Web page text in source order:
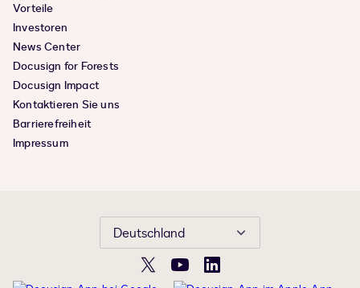
Vorteile
Investoren
News Center
Docusign for Forests
Docusign Impact
Kontaktieren Sie uns
Barrierefreiheit
Impressum
Deutschland
X YouTubeLinkedIn